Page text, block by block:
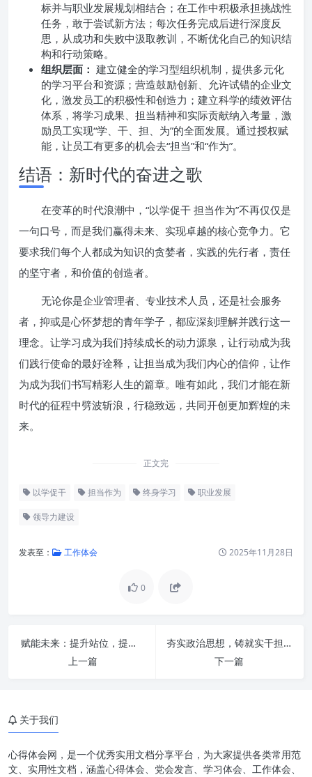
标并与职业发展规划相结合；在工作中积极承担挑战性
任务，敢于尝试新方法；每次任务完成后进行深度反
思，从成功和失败中汲取教训，不断优化自己的知识结
构和行动策略。
组织层面： 建立健全的学习型组织机制，提供多元化
的学习平台和资源；营造鼓励创新、允许试错的企业文
化，激发员工的积极性和创造力；建立科学的绩效评估
体系，将学习成果、担当精神和实际贡献纳入考量，激
励员工实现“学、干、担、为”的全面发展。通过授权赋
能，让员工有更多的机会去“担当”和“作为”。
结语：新时代的奋进之歌
在变革的时代浪潮中，“以学促干 担当作为”不再仅仅是
一句口号，而是我们赢得未来、实现卓越的核心竞争力。它
要求我们每个人都成为知识的贪婪者，实践的先行者，责任
的坚守者，和价值的创造者。
无论你是企业管理者、专业技术人员，还是社会服务
者，抑或是心怀梦想的青年学子，都应深刻理解并践行这一
理念。让学习成为我们持续成长的动力源泉，让行动成为我
们践行使命的最好诠释，让担当成为我们内心的信仰，让作
为成为我们书写精彩人生的篇章。唯有如此，我们才能在新
时代的征程中劈波斩浪，行稳致远，共同开创更加辉煌的未
来。
正文完
以学促干 担当作为 终身学习 职业发展
领导力建设
发表至： 工作体会 2025年11月28日
0
赋能未来：提升站位，提高水平，推进办公室工作再上新台阶
上一篇
夯实政治思想，铸就实干担当，成就效率发展新篇章
下一篇
时代的呼唤：为何“以学促干 担
担当的根基
作为见效：以实绩彰显价值，用
关于我们
心得体会网，是一个优秀实用文档分享平台，为大家提供各类常用范
文、实用性文档，涵盖心得体会、党会发言、学习体会、工作体会、